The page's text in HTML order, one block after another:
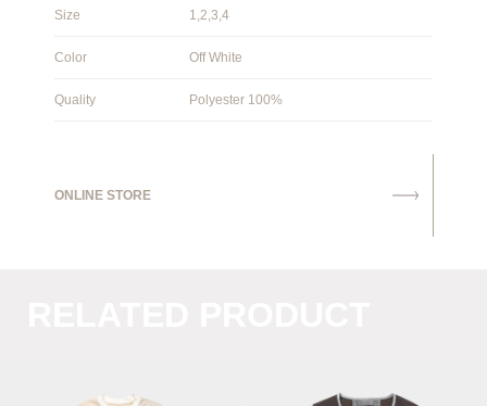
Size 1,2,3,4
Color Off White
Quality Polyester 100%
ONLINE STORE